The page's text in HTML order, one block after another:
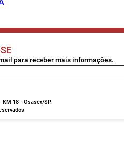
para receber mais informações.
KM 18 - Osasco/SP.